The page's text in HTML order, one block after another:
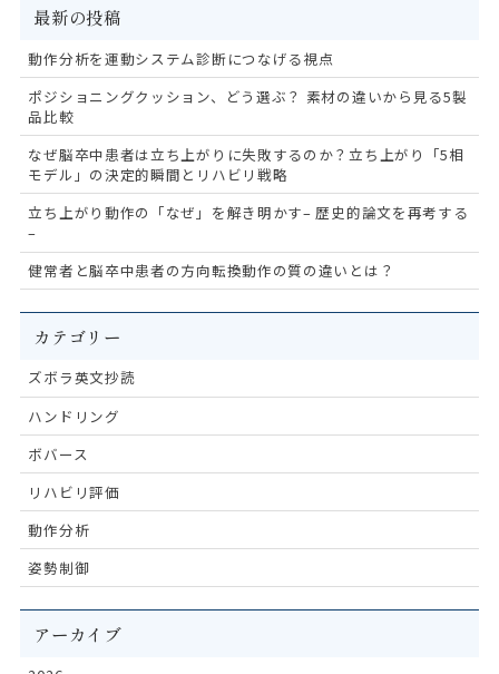
最新の投稿
動作分析を運動システム診断につなげる視点
ポジショニングクッション、どう選ぶ？ 素材の違いから見る5製
品比較
なぜ脳卒中患者は立ち上がりに失敗するのか？立ち上がり「5相
モデル」の決定的瞬間とリハビリ戦略
立ち上がり動作の「なぜ」を解き明かす– 歴史的論文を再考する
–
健常者と脳卒中患者の方向転換動作の質の違いとは？
カテゴリー
ズボラ英文抄読
ハンドリング
ボバース
リハビリ評価
動作分析
姿勢制御
アーカイブ